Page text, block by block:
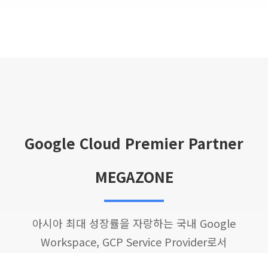
Google Cloud Premier Partner
MEGAZONE
아시아 최대 성장률을 자랑하는 국내 Google
Workspace, GCP Service Provider로서